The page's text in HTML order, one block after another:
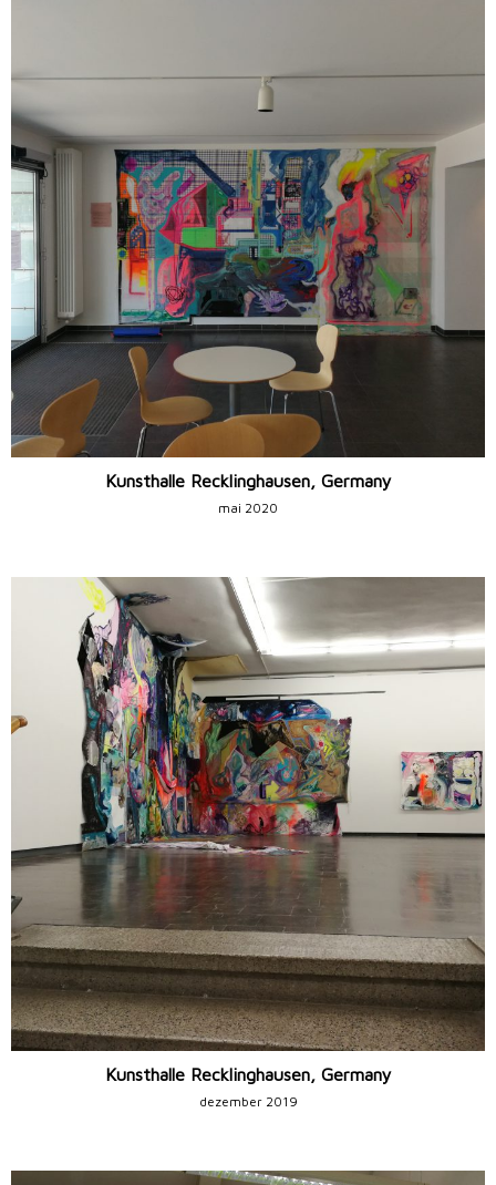
Kunsthalle Recklinghausen, Germany
mai 2020
Kunsthalle Recklinghausen, Germany
dezember 2019